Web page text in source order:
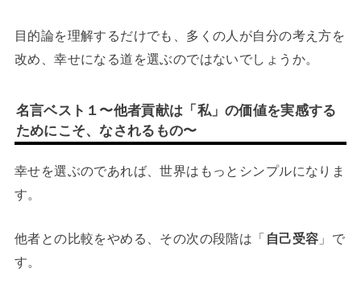
目的論を理解するだけでも、多くの人が自分の考え方を
改め、幸せになる道を選ぶのではないでしょうか。
名言ベスト１〜他者貢献は「私」の価値を実感する
ためにこそ、なされるもの〜
幸せを選ぶのであれば、世界はもっとシンプルになりま
す。
他者との比較をやめる、その次の段階は「 自己受容 」で
す。